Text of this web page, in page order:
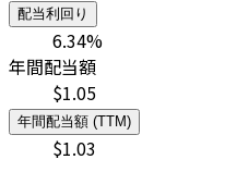
配当利回り
6.34%
年間配当額
$1.05
年間配当額 (TTM)
$1.03